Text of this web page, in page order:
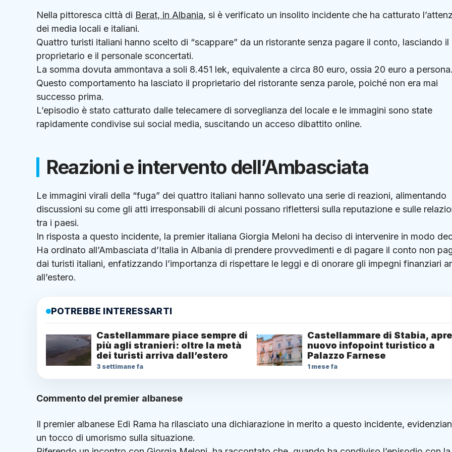
Nella pittoresca città di Berat, in Albania, si è verificato un insolito incidente che ha catturato
dei media locali e italiani.
Quattro turisti italiani hanno scelto di “scappare” da un ristorante senza pagare il conto, lasciando il
proprietario e il personale sconcertati.
La somma dovuta ammontava a soli 8.451 lek, equivalente a circa 80 euro, ossia 20 euro a persona.
Questo comportamento ha lasciato il proprietario del ristorante senza parole, poiché non era mai
successo prima.
L’episodio è stato catturato dalle telecamere di sorveglianza del locale e le immagini sono state
rapidamente condivise sui social media, suscitando un acceso dibattito online.
Reazioni e intervento dell’Ambasciata
Le immagini virali della “fuga” dei quattro italiani hanno sollevato una serie di reazioni, alimentando
discussioni su come gli atti irresponsabili di alcuni possano riflettersi sulla reputazione e sulle
tra i paesi.
In risposta a questo incidente, la premier italiana Giorgia Meloni ha deciso di intervenire in modo
Ha ordinato all’Ambasciata d’Italia in Albania di prendere provvedimenti e di pagare il conto non
dai turisti italiani, enfatizzando l’importanza di rispettare le leggi e di onorare gli impegni finanziari
all’estero.
POTREBBE INTERESSARTI
Castellammare piace sempre di
più agli stranieri: oltre la metà
dei turisti arriva dall’estero
3 settimane fa
Castellammare di Stabia,
nuovo infopoint turistico a
Palazzo Farnese
1 mese fa
Commento del premier albanese
Il premier albanese Edi Rama ha rilasciato una dichiarazione in merito a questo incidente,
un tocco di umorismo sulla situazione.